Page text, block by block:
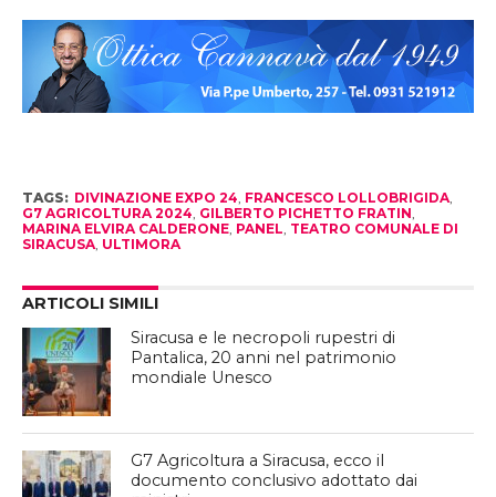
TAGS: DIVINAZIONE EXPO 24, FRANCESCO LOLLOBRIGIDA,
G7 AGRICOLTURA 2024, GILBERTO PICHETTO FRATIN,
MARINA ELVIRA CALDERONE, PANEL, TEATRO COMUNALE DI
SIRACUSA, ULTIMORA
ARTICOLI SIMILI
Siracusa e le necropoli rupestri di
Pantalica, 20 anni nel patrimonio
mondiale Unesco
G7 Agricoltura a Siracusa, ecco il
documento conclusivo adottato dai